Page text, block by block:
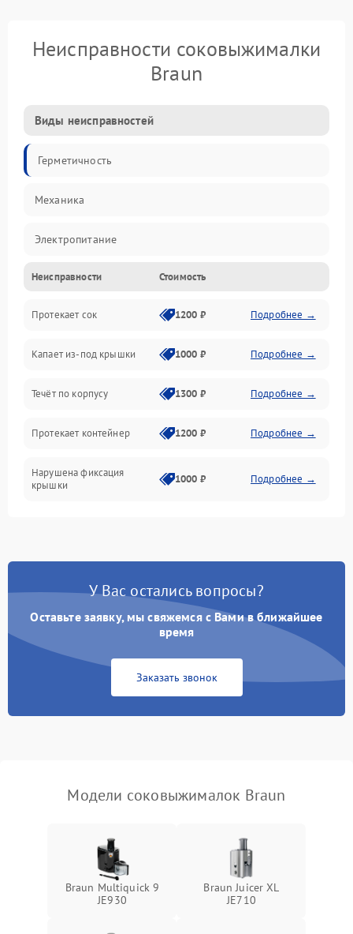
Неисправности соковыжималки
Braun
Виды неисправностей
Герметичность
Механика
Электропитание
Производительность
Неисправности Стоимость
Протекает сок 1200 ₽ Подробнее →
Капает из-под крышки 1000 ₽ Подробнее →
Течёт по корпусу 1300 ₽ Подробнее →
Протекает контейнер 1200 ₽ Подробнее →
Нарушена фиксация
крышки
1000 ₽ Подробнее →
У Вас остались вопросы?
Оставьте заявку, мы свяжемся с Вами в ближайшее
время
Заказать звонок
Модели соковыжималок Braun
Braun Multiquick 9
JE930
Braun Juicer XL
JE710